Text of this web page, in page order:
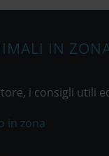
IN
i consigli utili
in zona